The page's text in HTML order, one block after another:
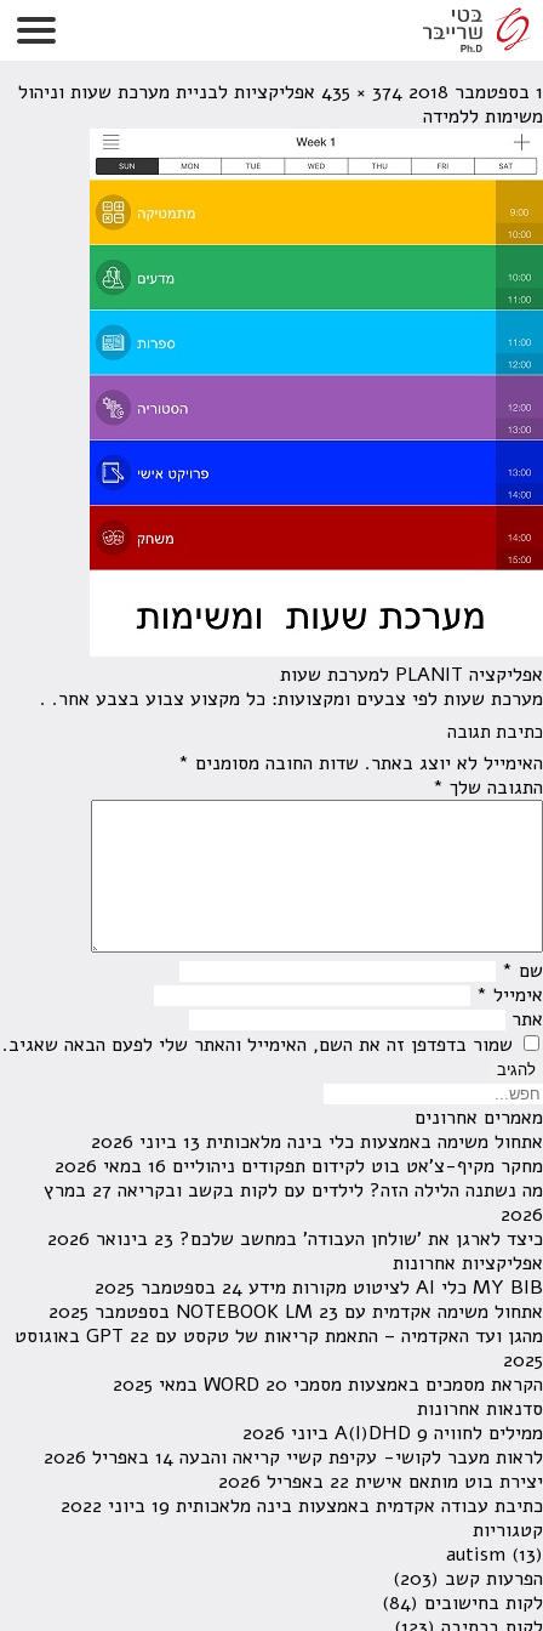
אפליקציה PLANIT למערכת שעות
1 בספטמבר 2018 374 × 435
אפליקציות לבניית מערכת שעות וניהול
משימות ללמידה
אפליקציה PLANIT למערכת שעות
מערכת שעות לפי צבעים ומקצועות: כל מקצוע צבוע בצבע אחר. .
כתיבת תגובה
האימייל לא יוצג באתר. שדות החובה מסומנים *
התגובה שלך *
שם *
אימייל *
אתר
שמור בדפדפן זה את השם, האימייל והאתר שלי לפעם הבאה שאגיב.
מאמרים אחרונים
אתחול משימה באמצעות כלי בינה מלאכותית 13 ביוני 2026
מחקר מקיף-צ'אט בוט לקידום תפקודים ניהוליים 16 במאי 2026
מה נשתנה הלילה הזה? לילדים עם לקות בקשב ובקריאה
27 במרץ
2026
כיצד לארגן את 'שולחן העבודה' במחשב שלכם? 23 בינואר 2026
אפליקציות אחרונות
MY BIB כלי AI לציטוט מקורות מידע
24 בספטמבר 2025
אתחול משימה אקדמית עם NOTEBOOK LM 23 בספטמבר 2025
מהגן ועד האקדמיה – התאמת קריאות של טקסט עם GPT
22 באוגוסט
2025
הקראת מסמכים באמצעות מסמכי WORD 20 במאי 2025
סדנאות אחרונות
ממילים לחוויה A(I)DHD 9 ביוני 2026
לראות מעבר לקושי- עקיפת קשיי קריאה והבעה 14 באפריל 2026
יצירת בוט מותאם אישית 22 באפריל 2026
כתיבת עבודה אקדמית באמצעות בינה מלאכותית 19 ביוני 2022
קטגוריות
autism (13)
הפרעות קשב (203)
לקות בחישובים (84)